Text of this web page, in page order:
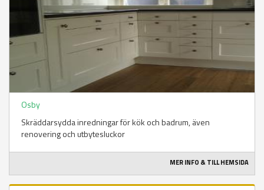
Osby
Skräddarsydda inredningar för kök och badrum, även
renovering och utbytesluckor
MER INFO & TILL HEMSIDA